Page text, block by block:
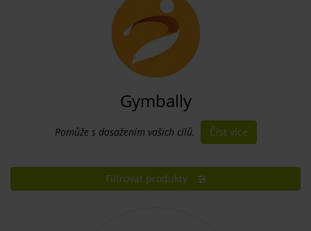
Gymbally
Pomůže s dosažením vašich cílů. Číst více
Filtrovat produkty